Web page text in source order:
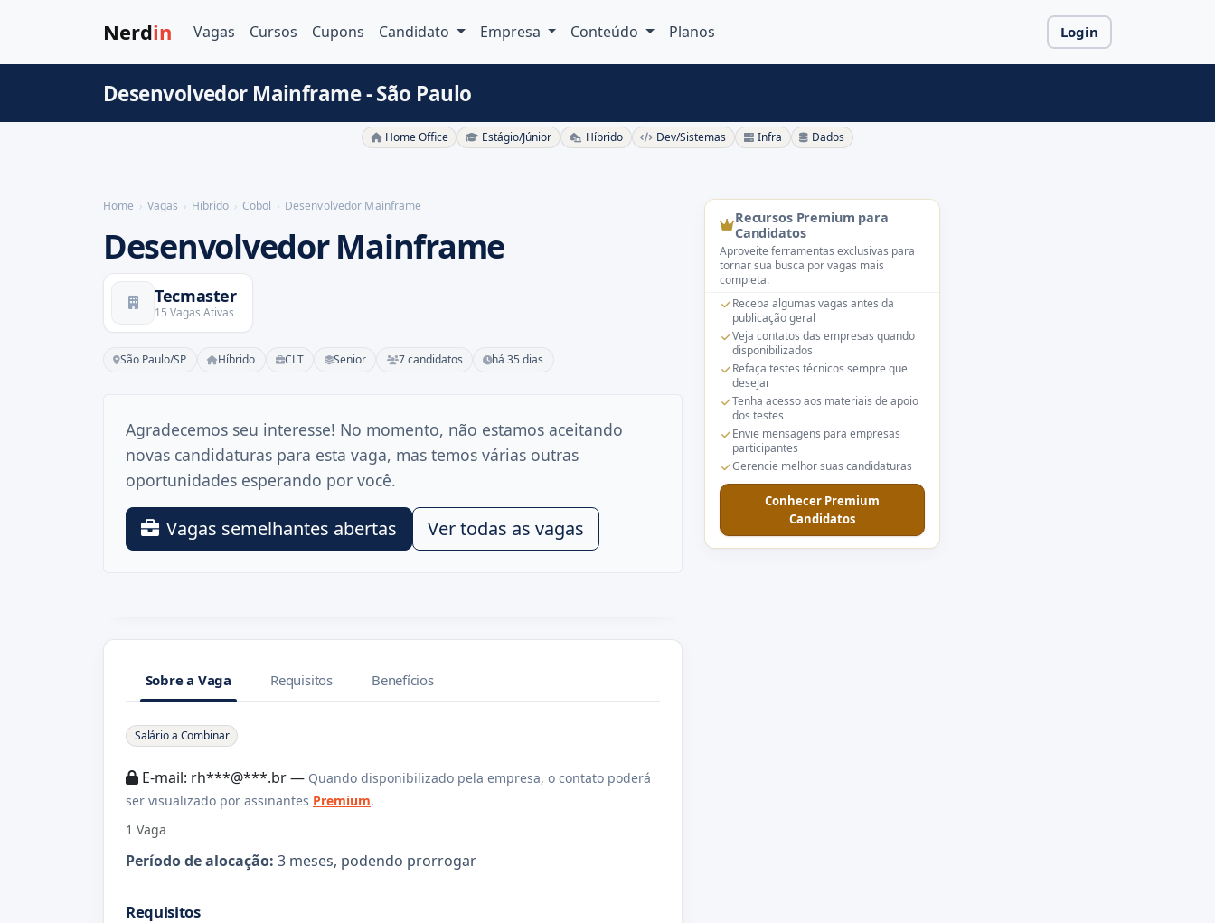
Nerdin Vagas Cursos Cupons Candidato Empresa Conteúdo Planos Login
Desenvolvedor Mainframe - São Paulo
Home Office Estágio/Júnior Híbrido Dev/Sistemas Infra Dados
Home Vagas Híbrido Cobol Desenvolvedor Mainframe
Desenvolvedor Mainframe
Tecmaster
15 Vagas Ativas
São Paulo/SP Híbrido CLT Senior 7 candidatos há 35 dias
Agradecemos seu interesse! No momento, não estamos aceitando
novas candidaturas para esta vaga, mas temos várias outras
oportunidades esperando por você.
Vagas semelhantes abertas Ver todas as vagas
Sobre a Vaga Requisitos Benefícios
Sobre a Vaga
Salário a Combinar
E-mail: rh***@***.br — Quando disponibilizado pela empresa, o contato poderá
ser visualizado por assinantes Premium.
1 Vaga
Período de alocação: 3 meses, podendo prorrogar
Requisitos
Recursos Premium para
Candidatos
Aproveite ferramentas exclusivas para
tornar sua busca por vagas mais
completa.
Receba algumas vagas antes da
publicação geral
Veja contatos das empresas quando
disponibilizados
Refaça testes técnicos sempre que
desejar
Tenha acesso aos materiais de apoio
dos testes
Envie mensagens para empresas
participantes
Gerencie melhor suas candidaturas
Conhecer Premium
Candidatos